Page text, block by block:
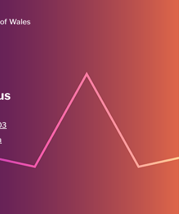
Wales